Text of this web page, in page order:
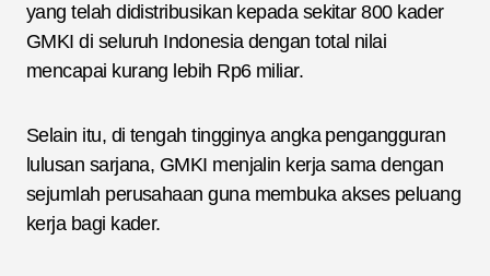
yang telah didistribusikan kepada sekitar 800 kader
GMKI di seluruh Indonesia dengan total nilai
mencapai kurang lebih Rp6 miliar.
Selain itu, di tengah tingginya angka pengangguran
lulusan sarjana, GMKI menjalin kerja sama dengan
sejumlah perusahaan guna membuka akses peluang
kerja bagi kader.